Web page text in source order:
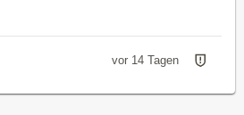
vor 14 Tagen